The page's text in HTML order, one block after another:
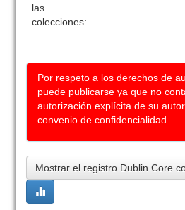
las
colecciones:
Por respeto a los derechos de
puede publicarse ya que no
autorización explícita de su
convenio de confidencialidad
Mostrar el registro Dublin Core